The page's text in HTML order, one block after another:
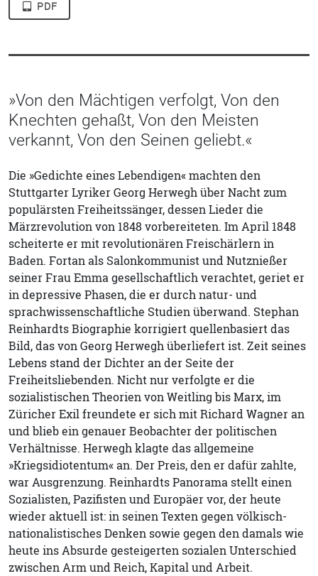
PDF
»Von den Mächtigen verfolgt, Von den
Knechten gehaßt, Von den Meisten
verkannt, Von den Seinen geliebt.«
Die »Gedichte eines Lebendigen« machten den
Stuttgarter Lyriker Georg Herwegh über Nacht zum
populärsten Freiheitssänger, dessen Lieder die
Märzrevolution von 1848 vorbereiteten. Im April 1848
scheiterte er mit revolutionären Freischärlern in
Baden. Fortan als Salonkommunist und Nutznießer
seiner Frau Emma gesellschaftlich verachtet, geriet er
in depressive Phasen, die er durch natur- und
sprachwissenschaftliche Studien überwand. Stephan
Reinhardts Biographie korrigiert quellenbasiert das
Bild, das von Georg Herwegh überliefert ist. Zeit seines
Lebens stand der Dichter an der Seite der
Freiheitsliebenden. Nicht nur verfolgte er die
sozialistischen Theorien von Weitling bis Marx, im
Züricher Exil freundete er sich mit Richard Wagner an
und blieb ein genauer Beobachter der politischen
Verhältnisse. Herwegh klagte das allgemeine
»Kriegsidiotentum« an. Der Preis, den er dafür zahlte,
war Ausgrenzung. Reinhardts Panorama stellt einen
Sozialisten, Pazifisten und Europäer vor, der heute
wieder aktuell ist: in seinen Texten gegen völkisch-
nationalistisches Denken sowie gegen den damals wie
heute ins Absurde gesteigerten sozialen Unterschied
zwischen Arm und Reich, Kapital und Arbeit.